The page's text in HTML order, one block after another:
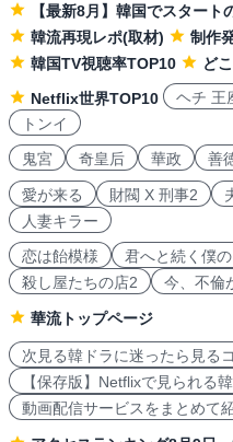
【最新8月】韓国でスタート
韓流再現レポ(取材)
制作
韓国TV視聴率TOP10
ど
Netflix世界TOP10
ヘチ 王
トンイ
鬼宮
奇皇后 華政 善
愛が来る 財閥 X 刑事2
人妻キラー
恋は飴模様
君へと続く僕
殺し屋たちの店2
今、不倫
華流トップページ
次見る韓ドラに迷ったら見る
【保存版】Netflixで見られる
動画配信サービスをまとめて